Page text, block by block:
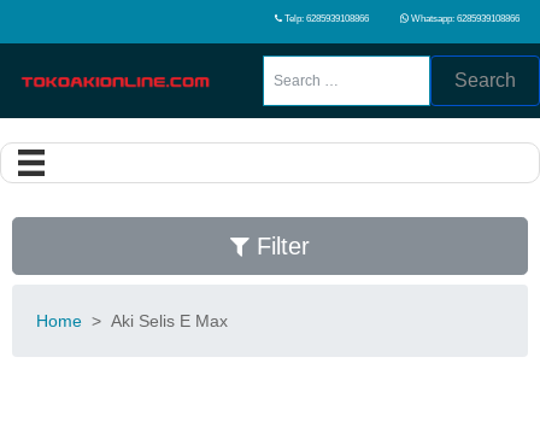
Telp: 6285939108866 Whatsapp: 6285939108866
Search
Filter
Home > Aki Selis E Max